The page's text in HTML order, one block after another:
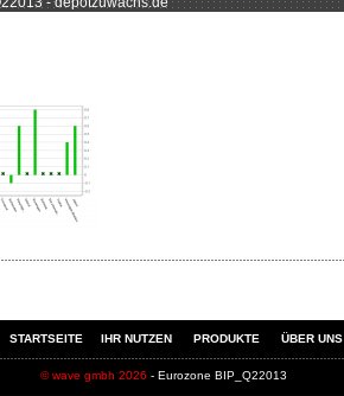
STARTSEITE IHR NUTZEN PRODUKTE ÜBER UNS
© wave gmbh 2026 - Eurozone BIP_Q22013